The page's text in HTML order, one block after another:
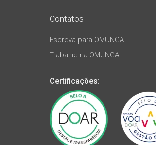
Contatos
Escreva para OMUNGA
Trabalhe na OMUNGA
Certificações: